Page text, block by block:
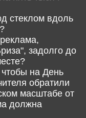
стеклом вдоль
задолго до
на День
обратили
масштабе от
должна